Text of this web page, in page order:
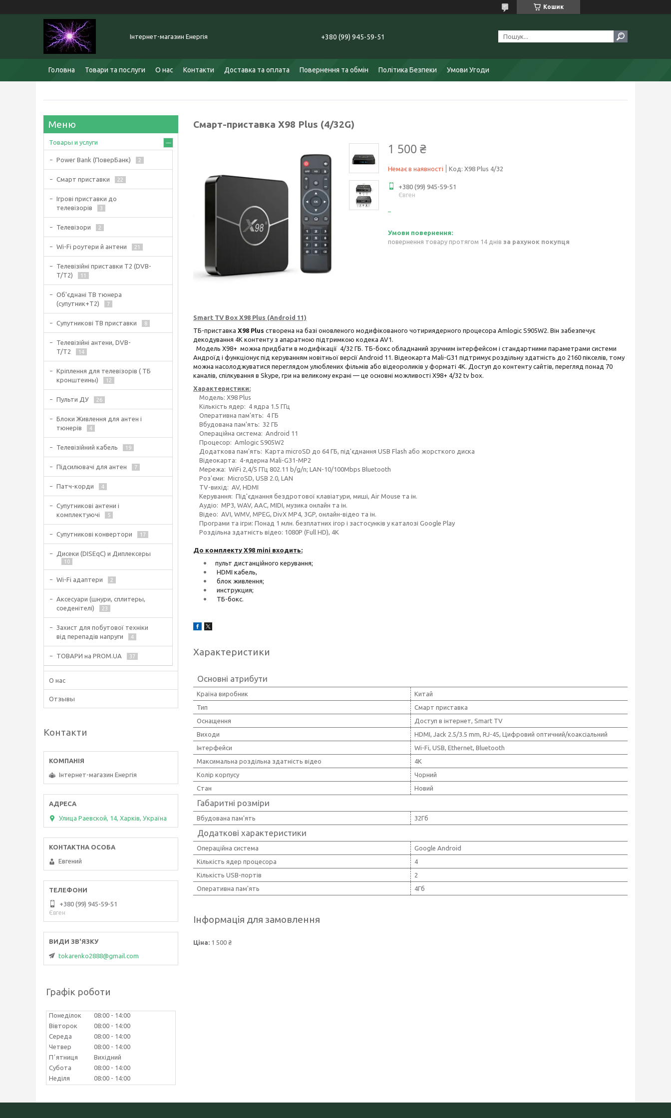
Кошик
Інтернет-магазин Енергія +380 (99) 945-59-51
Головна Товари та послуги О нас Контакти Доставка та оплата Повернення та обмін Політика Безпеки Умови Угоди
Смарт-приставка X98 Plus (4/32G)
1 500 ₴
Немає в наявності Код: X98 Plus 4/32
+380 (99) 945-59-51
Євген
повернення товару протягом 14 днів за рахунок покупця
Smart TV Box X98 Plus (Android 11)
ТБ-приставка X98 Plus створена на базі оновленого модифікованого чотириядерного процесора Amlogic S905W2. Він забезпечує
декодування 4К контенту з апаратною підтримкою кодека AV1.
Модель X98+ можна придбати в модифікації 4/32 ГБ. ТБ-бокс обладнаний зручним інтерфейсом і стандартними параметрами системи
Андроїд і функціонує під керуванням новітньої версії Android 11. Відеокарта Mali-G31 підтримує роздільну здатність до 2160 пікселів, тому
можна насолоджуватися переглядом улюблених фільмів або відеороликів у форматі 4К. Доступ до контенту сайтів, перегляд понад 70
каналів, спілкування в Skype, гри на великому екрані — це основні можливості X98+ 4/32 tv box.
Характеристики:
Модель: X98 Plus
Кількість ядер: 4 ядра 1.5 ГГц
Оперативна пам'ять: 4 ГБ
Вбудована пам'ять: 32 ГБ
Операційна система: Android 11
Процесор: Amlogic S905W2
Додаткова пам'ять: Карта microSD до 64 ГБ, під'єднання USB Flash або жорсткого диска
Відеокарта: 4-ядерна Mali-G31-MP2
Мережа: WiFi 2,4/5 ГГц 802.11 b/g/n; LAN-10/100Mbps Bluetooth
Роз'єми: MicroSD, USB 2.0, LAN
TV-вихід: AV, HDMI
Керування: Під'єднання бездротової клавіатури, миші, Air Mouse та ін.
Аудіо: MP3, WAV, AAC, MIDI, музика онлайн та ін.
Відео: AVI, WMV, MPEG, DivX MP4, 3GP, онлайн-відео та ін.
Програми та ігри: Понад 1 млн. безплатних ігор і застосунків у каталозі Google Play
Роздільна здатність відео: 1080P (Full HD), 4K
До комплекту X98 mini входить:
пульт дистанційного керування;
HDMI кабель,
блок живлення;
инструкция;
ТБ-бокс.
Характеристики
Основні атрибути
Країна виробник
Китай
Тип
Смарт приставка
Оснащення
Доступ в інтернет, Smart TV
Виходи
HDMI, Jack 2.5/3.5 mm, RJ-45, Цифровий оптичний/коаксіальний
Інтерфейси
Wi-Fi, USB, Ethernet, Bluetooth
Максимальна роздільна здатність відео
4K
Колір корпусу
Чорний
Стан
Новий
Габаритні розміри
Вбудована пам'ять 32Гб
Додаткові характеристики
Операційна система
Google Android
Кількість ядер процесора
4
Кількість USB-портів
2
Оперативна пам'ять
4Гб
Інформація для замовлення
Ціна: 1 500 ₴
Товары и услуги
Power Bank (ПоверБанк) 2
Смарт приставки 22
Ігрові приставки до
телевізорів
3
Телевізори 2
Wi-Fi роутери й антени 21
Телевізійні приставки Т2 (DVB-
T/T2)
11
Об'єднані ТВ тюнера
(супутник+Т2)
7
Супутникові ТВ приставки 8
Телевізійні антени, DVB-
T/T2
14
Кріплення для телевізорів ( ТБ
кронштеины)
12
Пульти ДУ 26
Блоки Живлення для антен і
тюнерів
4
Телевізійний кабель 19
Підсилювачі для антен 7
Патч-корди 4
Супутникові антени і
комплектуючі
5
Супутникові конвертори 17
Дисеки (DISEqC) и Диплексеры
10
Wi-Fi адаптери 2
Аксесуари (шнури, сплитеры,
соеденітелі)
23
Захист для побутової техніки
від перепадів напруги
4
ТОВАРИ на PROM.UA 37
О нас
Отзывы
Контакти
Інтернет-магазин Енергія
Улица Раевской, 14, Харків, Україна
Евгений
+380 (99) 945-59-51
Євген
tokarenko2888@gmail.com
Графік роботи
Понеділок 08:00
14:00
Вівторок
08:00
14:00
Середа
08:00
14:00
Четвер
08:00
14:00
Пʼятниця
Вихідний
Субота
08:00
14:00
Неділя
08:00 14:00